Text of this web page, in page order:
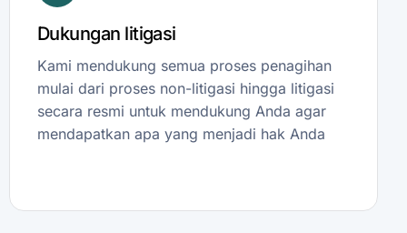
Dukungan litigasi
Kami mendukung semua proses penagihan
mulai dari proses non-litigasi hingga litigasi
secara resmi untuk mendukung Anda agar
mendapatkan apa yang menjadi hak Anda